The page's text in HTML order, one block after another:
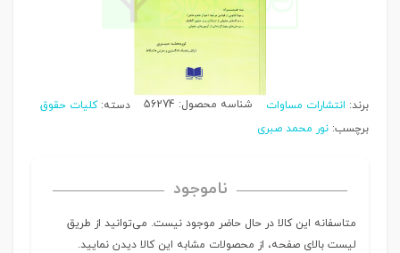
برند: انتشارات مساوات شناسه محصول: 56274 دسته:کلیات حقوق
برچسب: نور محمد صبری
ناموجود
متاسفانه این کالا در حال حاضر موجود نیست. می‌توانید از طریق
لیست بالای صفحه، از محصولات مشابه این کالا دیدن نمایید.